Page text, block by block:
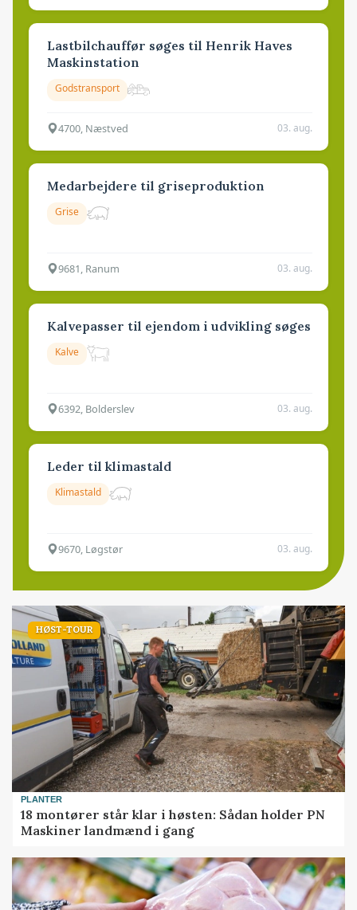
Lastbilchauffør søges til Henrik Haves
Maskinstation
Godstransport
4700, Næstved 03. aug.
Medarbejdere til griseproduktion
Grise
9681, Ranum 03. aug.
Kalvepasser til ejendom i udvikling søges
Kalve
6392, Bolderslev 03. aug.
Leder til klimastald
Klimastald
9670, Løgstør 03. aug.
HØST-TOUR
PLANTER
18 montører står klar i høsten: Sådan holder PN
Maskiner landmænd i gang